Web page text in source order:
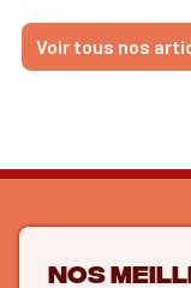
Voir tous nos
Nos